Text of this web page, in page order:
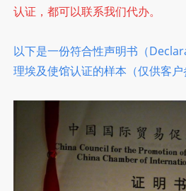
认证，都可以联系我们代办。
以下是一份符合性声明书（
理埃及使馆认证的样本（仅供客户